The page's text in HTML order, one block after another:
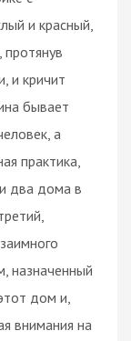
и красный,
и кричит
бывает
а
практика,
два дома в
назначенный
дом и,
внимания на